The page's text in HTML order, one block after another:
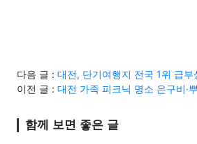
다음 글 : 대전, 단기여행지 전국 1위 급부
이전 글 : 대전 가족 피크닉 명소 은구비·
함께 보면 좋은 글